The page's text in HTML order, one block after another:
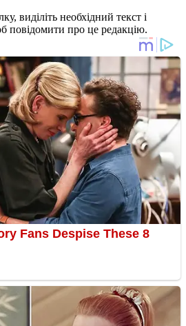
виділіть необхідний текст і
повідомити про це редакцію.